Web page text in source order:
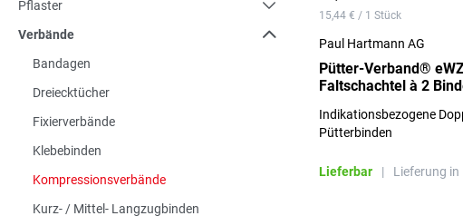
Pflaster
Verbände
Bandagen
Dreiecktücher
Fixierverbände
Klebebinden
Kompressionsverbände
Kurz- / Mittel- Langzugbinden
15,44 € / 1 Stück
Paul Hartmann AG
Pütter-Verband®
Faltschachtel à 2
Indikationsbezogene
Pütterbinden
Lieferbar | Lieferung in